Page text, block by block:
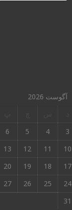
آگوست 2026
3
4
5
6
10
11
12
13
17
18
19
20
24
25
26
27
31